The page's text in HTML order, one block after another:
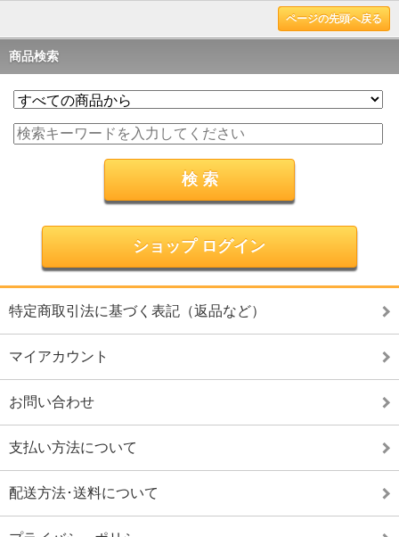
ページの先頭へ戻る
商品検索
ショップ ログイン
特定商取引法に基づく表記（返品など）
マイアカウント
お問い合わせ
支払い方法について
配送方法･送料について